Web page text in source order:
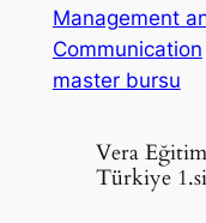
Management
Communication
master bursu
Vera
Türkiye 1.si